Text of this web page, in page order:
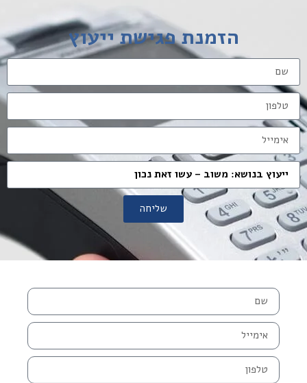
הזמנת פגישת ייעוץ
שליחה